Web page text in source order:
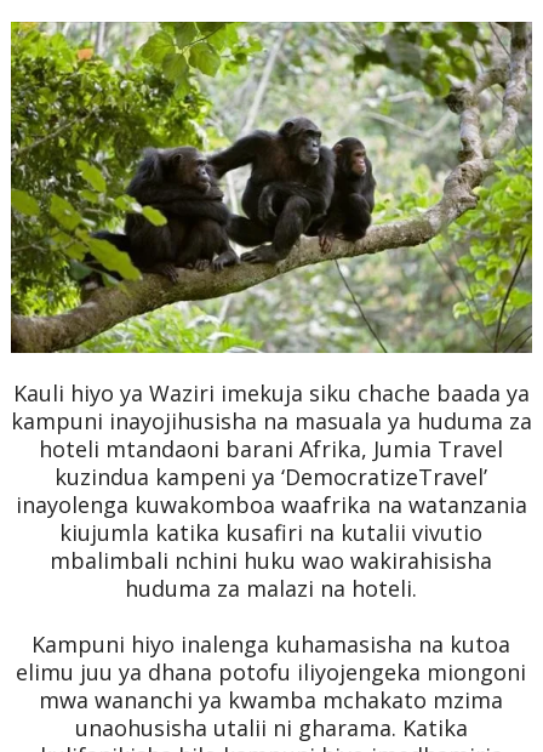
Kauli hiyo ya Waziri imekuja siku chache baada ya
kampuni inayojihusisha na masuala ya huduma za
hoteli mtandaoni barani Afrika, Jumia Travel
kuzindua kampeni ya ‘DemocratizeTravel’
inayolenga kuwakomboa waafrika na watanzania
kiujumla katika kusafiri na kutalii vivutio
mbalimbali nchini huku wao wakirahisisha
huduma za malazi na hoteli.
Kampuni hiyo inalenga kuhamasisha na kutoa
elimu juu ya dhana potofu iliyojengeka miongoni
mwa wananchi ya kwamba mchakato mzima
unaohusisha utalii ni gharama. Katika